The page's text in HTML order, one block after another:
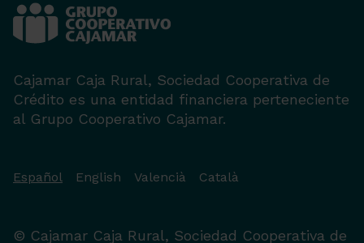
Cajamar Caja Rural, Sociedad Cooperativa de
Crédito es una entidad financiera perteneciente
al Grupo Cooperativo Cajamar.
Español English Valencià Català
© Cajamar Caja Rural, Sociedad Cooperativa de